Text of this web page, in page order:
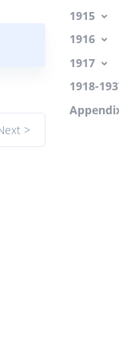
1915
1916
1917
1918-
>